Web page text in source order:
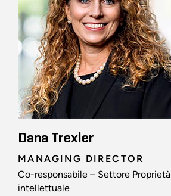
Dana Trexler
MANAGING DIRECTOR
Co-responsabile – Settore Proprietà
intellettuale